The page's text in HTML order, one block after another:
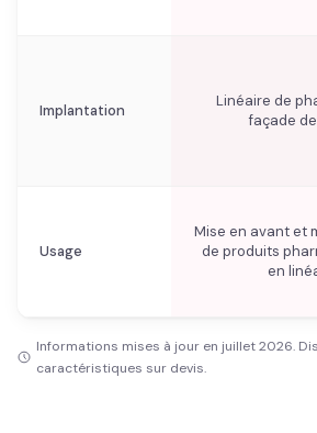
Implantation
Linéaire de
façade
Usage
Mise en avant et
de produits
en
Informations mises à jour en juillet 2026.
caractéristiques sur devis.